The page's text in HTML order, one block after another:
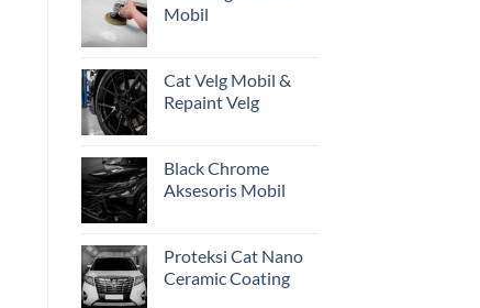
Mobil
Cat Velg Mobil &
Repaint Velg
Black Chrome
Aksesoris Mobil
Proteksi Cat Nano
Ceramic Coating